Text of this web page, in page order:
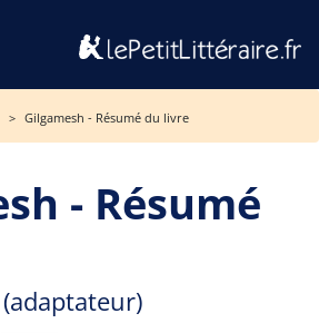
Gilgamesh - Résumé du livre
- Résumé